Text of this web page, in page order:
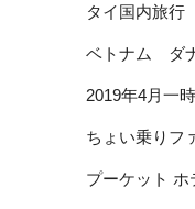
タイ国内旅
ベトナム ダ
2019年4月一
ちょい乗りフ
プーケット ホ